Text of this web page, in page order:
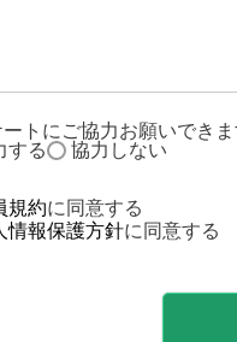
ートにご協力お願いでき
する
協力しない
規約に同意する
情報保護方針に同意する